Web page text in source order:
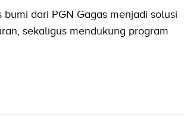
dari PGN Gagas menjadi solusi
sekaligus mendukung program